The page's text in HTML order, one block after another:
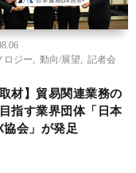
ロジー
動向/展望
記者会
取材】貿易関連業務の
指す業界団体「日本
協会」が発足